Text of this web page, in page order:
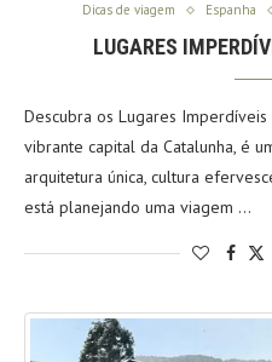
Dicas de viagem Espanha
LUGARES
Descubra os Lugares
vibrante capital da Catalunha, é
arquitetura única, cultura
está planejando uma viagem …